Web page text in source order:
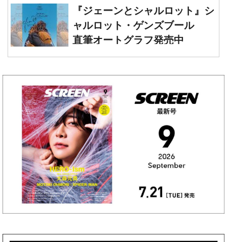
ウッド』レオナルド・ディカプ
リオ 直筆オートグラフ発売中
『ジェーンとシャルロット』シ
ャルロット・ゲンズブール
直筆オートグラフ発売中